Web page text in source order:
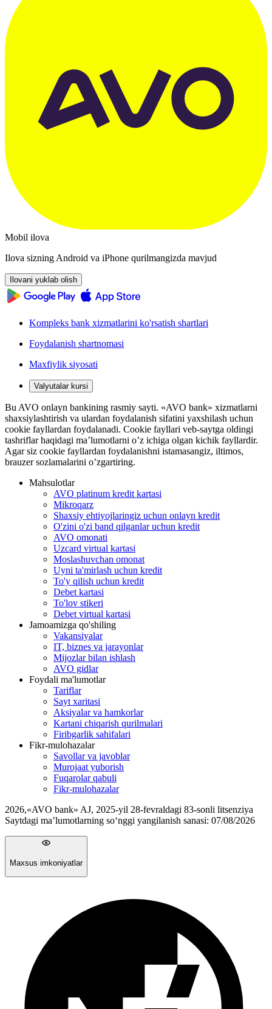
Mobil ilova
Ilova sizning Android va iPhone qurilmangizda mavjud
Ilovani yuklab olish
Kompleks bank xizmatlarini ko'rsatish shartlari
Foydalanish shartnomasi
Maxfiylik siyosati
Valyutalar kursi
Bu AVO onlayn bankining rasmiy sayti. «AVO bank» xizmatlarni
shaxsiylashtirish va ulardan foydalanish sifatini yaxshilash uchun
cookie fayllardan foydalanadi. Cookie fayllari veb-saytga oldingi
tashriflar haqidagi ma’lumotlarni o’z ichiga olgan kichik fayllardir.
Agar siz cookie fayllardan foydalanishni istamasangiz, iltimos,
brauzer sozlamalarini o’zgartiring.
Mahsulotlar
AVO platinum kredit kartasi
Mikroqarz
Shaxsiy ehtiyojlaringiz uchun onlayn kredit
O'zini o'zi band qilganlar uchun kredit
AVO omonati
Uzcard virtual kartasi
Moslashuvchan omonat
Uyni ta'mirlash uchun kredit
To'y qilish uchun kredit
Debet kartasi
To'lov stikeri
Debet virtual kartasi
Jamoamizga qo'shiling
Vakansiyalar
IT, biznes va jarayonlar
Mijozlar bilan ishlash
AVO gidlar
Foydali ma'lumotlar
Tariflar
Sayt xaritasi
Aksiyalar va hamkorlar
Kartani chiqarish qurilmalari
Firibgarlik sahifalari
Fikr-mulohazalar
Savollar va javoblar
Murojaat yuborish
Fuqarolar qabuli
Fikr-mulohazalar
2026,«AVO bank» AJ, 2025-yil 28-fevraldagi 83-sonli litsenziya
Saytdagi ma’lumotlarning so‘nggi yangilanish sanasi: 07/08/2026
Maxsus imkoniyatlar